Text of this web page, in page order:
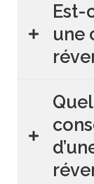
Est-
une